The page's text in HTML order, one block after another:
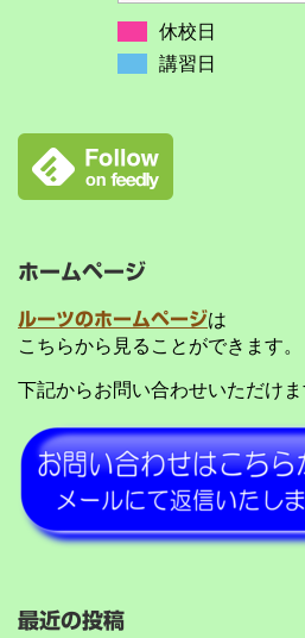
休校日
講習日
ホームページ
ルーツのホームページは
こちらから見ることができます。
下記からお問い合わせいただけま
最近の投稿